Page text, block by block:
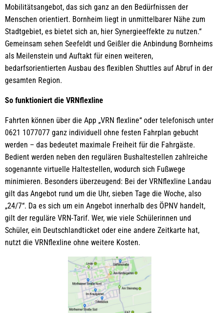
Mobilitätsangebot, das sich ganz an den Bedürfnissen der
Menschen orientiert. Bornheim liegt in unmittelbarer Nähe zum
Stadtgebiet, es bietet sich an, hier Synergieeffekte zu nutzen.“
Gemeinsam sehen Seefeldt und Geißler die Anbindung Bornheims
als Meilenstein und Auftakt für einen weiteren,
bedarfsorientierten Ausbau des flexiblen Shuttles auf Abruf in der
gesamten Region.
So funktioniert die VRNflexline
Fahrten können über die App „VRN flexline“ oder telefonisch unter
0621 1077077 ganz individuell ohne festen Fahrplan gebucht
werden – das bedeutet maximale Freiheit für die Fahrgäste.
Bedient werden neben den regulären Bushaltestellen zahlreiche
sogenannte virtuelle Haltestellen, wodurch sich Fußwege
minimieren. Besonders überzeugend: Bei der VRNflexline Landau
gilt das Angebot rund um die Uhr, sieben Tage die Woche, also
„24/7“. Da es sich um ein Angebot innerhalb des ÖPNV handelt,
gilt der reguläre VRN-Tarif. Wer, wie viele Schülerinnen und
Schüler, ein Deutschlandticket oder eine andere Zeitkarte hat,
nutzt die VRNflexline ohne weitere Kosten.